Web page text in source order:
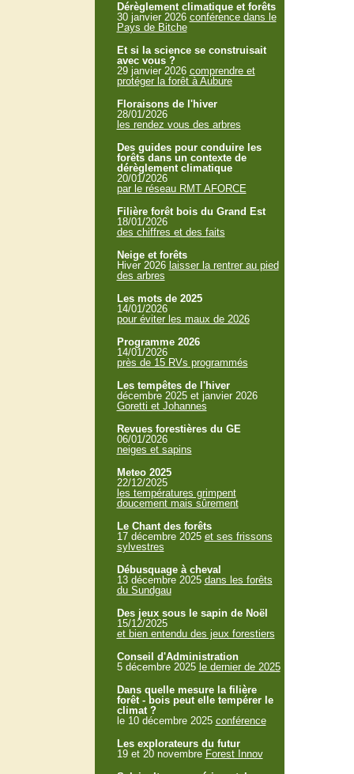
Dérèglement climatique et forêts
30 janvier 2026 conférence dans le
Pays de Bitche
Et si la science se construisait
avec vous ?
29 janvier 2026 comprendre et
protéger la forêt à Aubure
Floraisons de l'hiver
28/01/2026
les rendez vous des arbres
Des guides pour conduire les
forêts dans un contexte de
dérèglement climatique
20/01/2026
par le réseau RMT AFORCE
Filière forêt bois du Grand Est
18/01/2026
des chiffres et des faits
Neige et forêts
Hiver 2026 laisser la rentrer au pied
des arbres
Les mots de 2025
14/01/2026
pour éviter les maux de 2026
Programme 2026
14/01/2026
près de 15 RVs programmés
Les tempêtes de l'hiver
décembre 2025 et janvier 2026
Goretti et Johannes
Revues forestières du GE
06/01/2026
neiges et sapins
Meteo 2025
22/12/2025
les températures grimpent
doucement mais sûrement
Le Chant des forêts
17 décembre 2025 et ses frissons
sylvestres
Débusquage à cheval
13 décembre 2025 dans les forêts
du Sundgau
Des jeux sous le sapin de Noël
15/12/2025
et bien entendu des jeux forestiers
Conseil d'Administration
5 décembre 2025 le dernier de 2025
Dans quelle mesure la filière
forêt - bois peut elle tempérer le
climat ?
le 10 décembre 2025 conférence
Les explorateurs du futur
19 et 20 novembre Forest Innov